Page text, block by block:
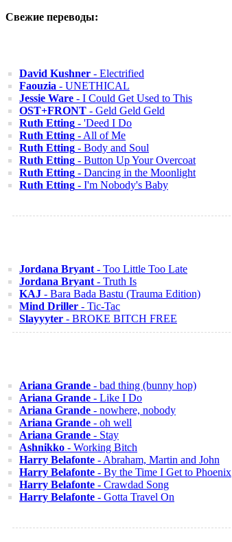
Свежие переводы:
David Kushner - Electrified
Faouzia - UNETHICAL
Jessie Ware - I Could Get Used to This
OST+FRONT - Geld Geld Geld
Ruth Etting - 'Deed I Do
Ruth Etting - All of Me
Ruth Etting - Body and Soul
Ruth Etting - Button Up Your Overcoat
Ruth Etting - Dancing in the Moonlight
Ruth Etting - I'm Nobody's Baby
Jordana Bryant - Too Little Too Late
Jordana Bryant - Truth Is
KAJ - Bara Bada Bastu (Trauma Edition)
Mind Driller - Tic-Tac
Slayyyter - BROKE BITCH FREE
Ariana Grande - bad thing (bunny hop)
Ariana Grande - Like I Do
Ariana Grande - nowhere, nobody
Ariana Grande - oh well
Ariana Grande - Stay
Ashnikko - Working Bitch
Harry Belafonte - Abraham, Martin and John
Harry Belafonte - By the Time I Get to Phoenix
Harry Belafonte - Crawdad Song
Harry Belafonte - Gotta Travel On